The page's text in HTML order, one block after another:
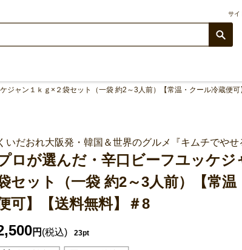
サイ
ジャン１ｋｇ×２袋セット（一袋 約2～3人前）【常温・クール冷蔵便
いだおれ大阪発・韓国＆世界のグルメ『キムチでやせ
ロが選んだ・辛口ビーフユッケジ
セット（一袋 約2～3人前）【常温
可】【送料無料】＃8
円 (税込) 23pt